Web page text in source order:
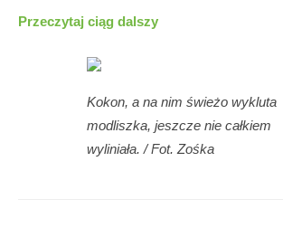
Przeczytaj ciąg dalszy
Kokon, a na nim świeżo wykluta
modliszka, jeszcze nie całkiem
wyliniała. / Fot. Zośka